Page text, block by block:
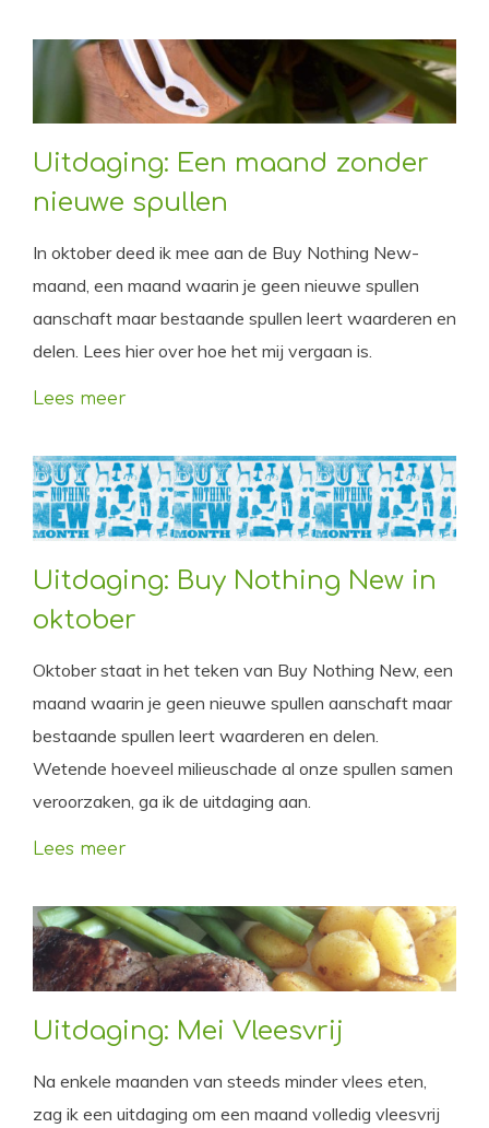
Uitdaging: Een maand zonder
nieuwe spullen
In oktober deed ik mee aan de Buy Nothing New-
maand, een maand waarin je geen nieuwe spullen
aanschaft maar bestaande spullen leert waarderen en
delen. Lees hier over hoe het mij vergaan is.
Lees meer
Uitdaging: Buy Nothing New in
oktober
Oktober staat in het teken van Buy Nothing New, een
maand waarin je geen nieuwe spullen aanschaft maar
bestaande spullen leert waarderen en delen.
Wetende hoeveel milieuschade al onze spullen samen
veroorzaken, ga ik de uitdaging aan.
Lees meer
Uitdaging: Mei Vleesvrij
Na enkele maanden van steeds minder vlees eten,
zag ik een uitdaging om een maand volledig vleesvrij